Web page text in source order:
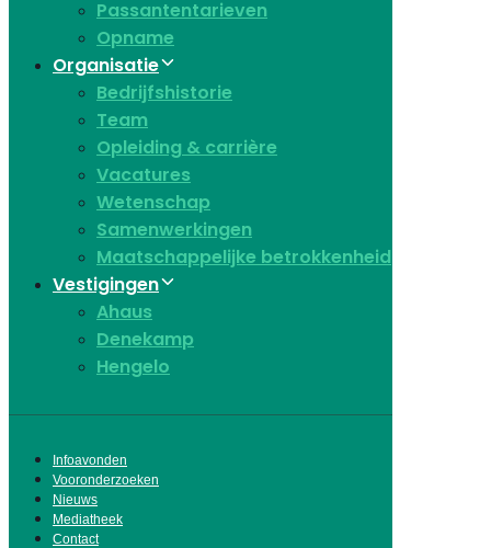
Passantentarieven
Opname
Organisatie
Bedrijfshistorie
Team
Opleiding & carrière
Vacatures
Wetenschap
Samenwerkingen
Maatschappelijke betrokkenheid
Vestigingen
Ahaus
Denekamp
Hengelo
Infoavonden
Vooronderzoeken
Nieuws
Mediatheek
Contact